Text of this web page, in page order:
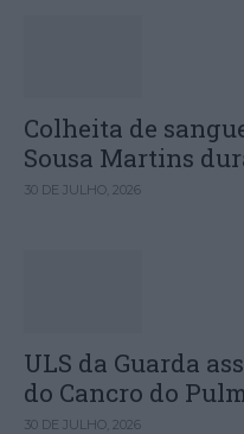
Colheita de
Sousa Martins
30 DE JULHO, 2026
ULS da Guarda
do Cancro do
30 DE JULHO, 2026